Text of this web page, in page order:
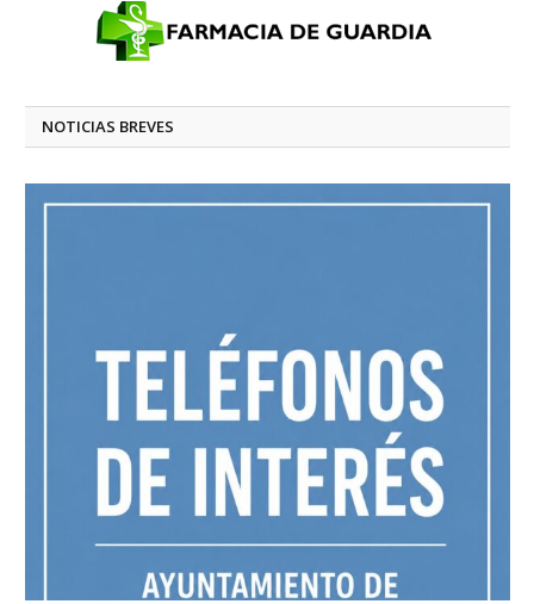
NOTICIAS BREVES